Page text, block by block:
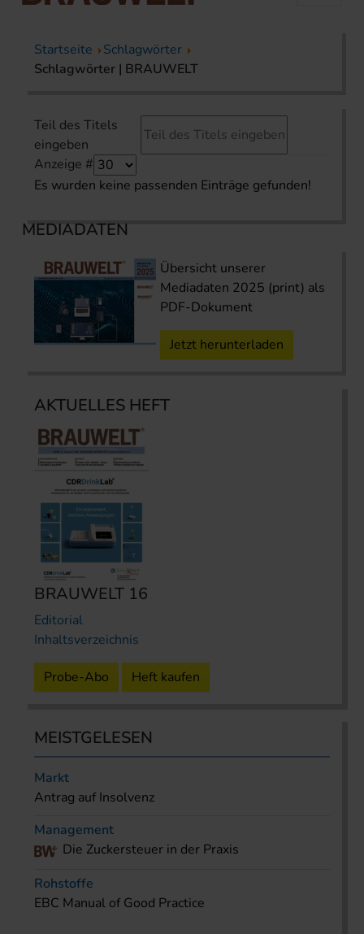
Startseite
Schlagwörter
Schlagwörter | BRAUWELT
Teil des Titels
eingeben
Anzeige #
Es wurden keine passenden Einträge gefunden!
MEDIADATEN
Übersicht unserer
Mediadaten 2025 (print) als
PDF-Dokument
Jetzt herunterladen
AKTUELLES HEFT
BRAUWELT 16
Editorial
Inhaltsverzeichnis
Probe-Abo Heft kaufen
MEISTGELESEN
Markt
Antrag auf Insolvenz
Management
Die Zuckersteuer in der Praxis
Rohstoffe
EBC Manual of Good Practice